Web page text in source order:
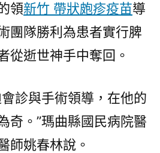
領新竹 帶狀皰疹疫苗導
團隊勝利為患者實行脾
從逝世神手中奪回。
診與手術領導，在他的
奇。”瑪曲縣國民病院醫
師姚春林說。